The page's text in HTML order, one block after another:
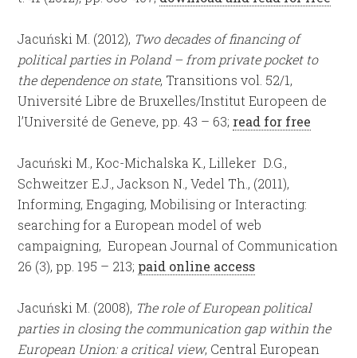
Jacuński M. (2012), Two decades of financing of
political parties in Poland – from private pocket to
the dependence on state, Transitions vol. 52/1,
Université Libre de Bruxelles/Institut Europeen de
l’Université de Geneve, pp. 43 – 63; read for free
Jacuński M., Koc-Michalska K., Lilleker D.G.,
Schweitzer E.J., Jackson N., Vedel Th., (2011),
Informing, Engaging, Mobilising or Interacting:
searching for a European model of web
campaigning, European Journal of Communication
26 (3), pp. 195 – 213; paid online access
Jacuński M. (2008), The role of European political
parties in closing the communication gap within the
European Union: a critical view, Central European